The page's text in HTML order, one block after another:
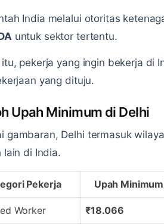
India melalui otoritas
untuk sektor tertentu.
itu, pekerja yang ingin bekerja di
yang dituju.
Upah Minimum di Delhi
gambaran, Delhi termasuk
lain di India.
Pekerja Upah
Worker ₹18.066